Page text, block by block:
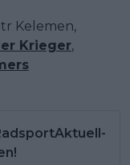
Kelemen,
Krieger,